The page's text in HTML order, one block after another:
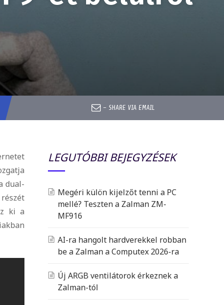
– SHARE VIA EMAIL
dual-
ki a
LEGUTÓBBI BEJEGYZÉSEK
Megéri külön kijelzőt tenni a PC
mellé? Teszten a Zalman ZM-
MF916
AI-ra hangolt hardverekkel robban
be a Zalman a Computex 2026-ra
Új ARGB ventilátorok érkeznek a
Zalman-tól